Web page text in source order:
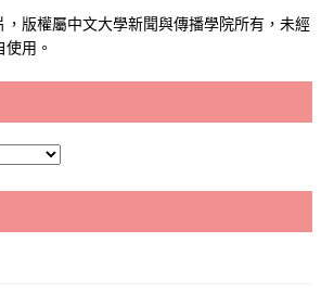
，版權屬中文大學新聞與傳播學院所有，未經
用。